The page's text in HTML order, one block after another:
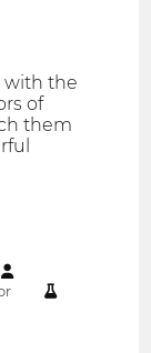
with the
of
them